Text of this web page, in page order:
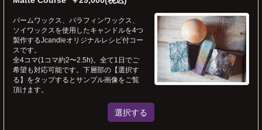
パームワックス、パラフィンワックス、
ソイワックスを使用したキャンドルを4つ
製作するJcandleオリジナルレシピ付コー
スです。
全4コマ(1コマ約2〜2.5h)。全て1日でご
希望も対応可能です。下層部の【選択す
る】をタップするとサンプル画像をご覧
頂けます。
選択する